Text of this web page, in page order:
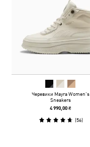
Черевики Mayra Women’s
Sneakers
4 990,00 ₴
(56)